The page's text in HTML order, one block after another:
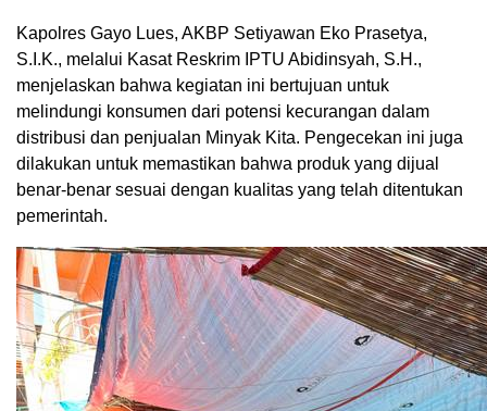
Kapolres Gayo Lues, AKBP Setiyawan Eko Prasetya,
S.I.K., melalui Kasat Reskrim IPTU Abidinsyah, S.H.,
menjelaskan bahwa kegiatan ini bertujuan untuk
melindungi konsumen dari potensi kecurangan dalam
distribusi dan penjualan Minyak Kita. Pengecekan ini juga
dilakukan untuk memastikan bahwa produk yang dijual
benar-benar sesuai dengan kualitas yang telah ditentukan
pemerintah.